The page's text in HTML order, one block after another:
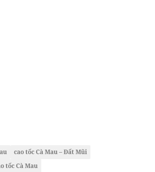
cao tốc Cà Mau – Đất Mũi
tốc Cà Mau